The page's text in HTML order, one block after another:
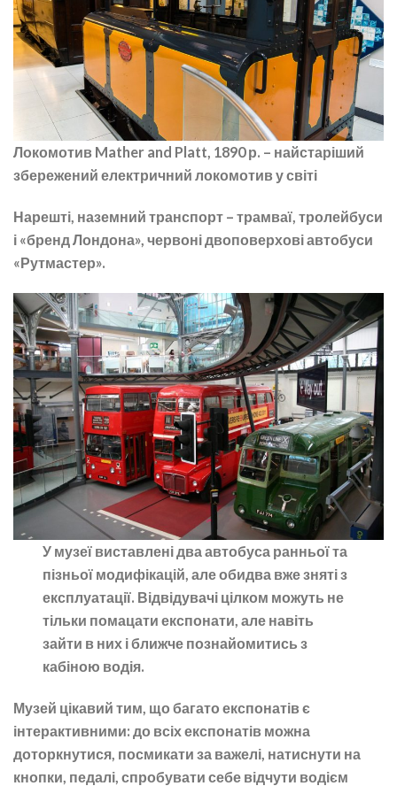
Локомотив Mather and Platt, 1890 р. – найстаріший
збережений електричний локомотив у світі
Нарешті, наземний транспорт – трамваї, тролейбуси
і «бренд Лондона», червоні двоповерхові автобуси
«Рутмастер».
У музеї виставлені два автобуса ранньої та
пізньої модифікацій, але обидва вже зняті з
експлуатації. Відвідувачі цілком можуть не
тільки помацати експонати, але навіть
зайти в них і ближче познайомитись з
кабіною водія.
Музей цікавий тим, що багато експонатів є
інтерактивними: до всіх експонатів можна
доторкнутися, посмикати за важелі, натиснути на
кнопки, педалі, спробувати себе відчути водієм